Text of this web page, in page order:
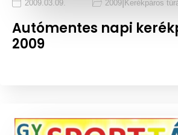
2009.03.09. 2009 Kerékpáros
Autómentes napi
2009